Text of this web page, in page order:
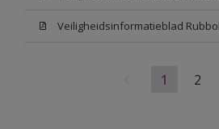
Veiligheidsinformatieblad Rubbol
1 2